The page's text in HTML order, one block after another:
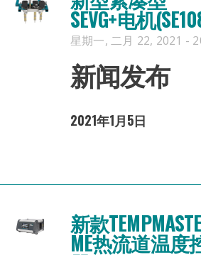
SEVG+电机
星期一, 二月 22, 2021 -
新闻发布
2021年1月5日
新款
ME热流道温度